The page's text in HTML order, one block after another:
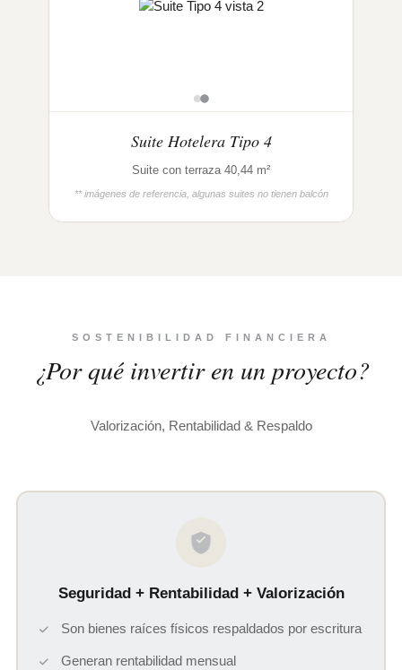
Suite Hotelera Tipo 4
Suite con terraza 40,44 m²
** imágenes de referencia, algunas suites no tienen balcón
SOSTENIBILIDAD FINANCIERA
¿Por qué invertir en un proyecto?
Valorización, Rentabilidad & Respaldo
Seguridad + Rentabilidad + Valorización
Son bienes raíces físicos respaldados por escritura
Generan rentabilidad mensual